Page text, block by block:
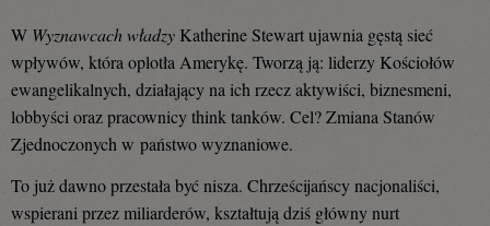
W Wyznawcach władzy Katherine Stewart ujawnia gęstą sieć
wpływów, która oplotła Amerykę. Tworzą ją: liderzy Kościołów
ewangelikalnych, działający na ich rzecz aktywiści, biznesmeni,
lobbyści oraz pracownicy think tanków. Cel? Zmiana Stanów
Zjednoczonych w państwo wyznaniowe.
To już dawno przestała być nisza. Chrześcijańscy nacjonaliści,
wspierani przez miliarderów, kształtują dziś główny nurt